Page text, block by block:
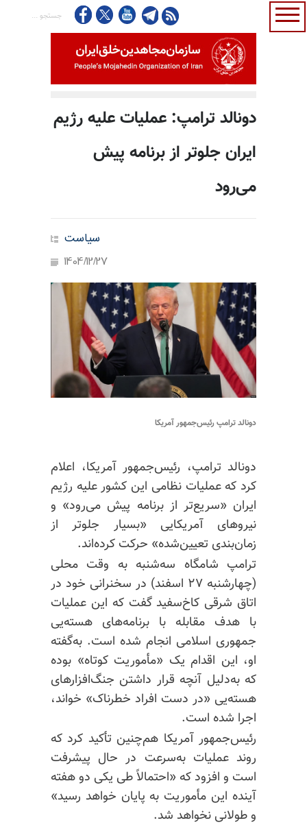
دونالد ترامپ: عملیات علیه رژیم
ایران جلوتر از برنامه پیش
می‌رود
سیاست
1404/12/27
دونالد ترامپ رئیس‌جمهور آمریکا
دونالد ترامپ، رئیس‌جمهور آمریکا، اعلام
کرد که عملیات نظامی این کشور علیه رژیم
ایران «سریع‌تر از برنامه پیش می‌رود» و
نیروهای آمریکایی «بسیار جلوتر از
زمان‌بندی تعیین‌شده» حرکت کرده‌اند.
ترامپ شامگاه سه‌شنبه به وقت محلی
(چهارشنبه ۲۷ اسفند) در سخنرانی خود در
اتاق شرقی کاخ‌سفید گفت که این عملیات
با هدف مقابله با برنامه‌های هسته‌یی
جمهوری اسلامی انجام شده است. به‌گفته
او، این اقدام یک «مأموریت کوتاه» بوده
که به‌دلیل آنچه قرار داشتن جنگ‌افزارهای
هسته‌یی «در دست افراد خطرناک» خواند،
اجرا شده است.
رئیس‌جمهور آمریکا هم‌چنین تأکید کرد که
روند عملیات به‌سرعت در حال پیشرفت
است و افزود که «احتمالاً طی یکی دو هفته
آینده این مأموریت به پایان خواهد رسید»
و طولانی نخواهد شد.